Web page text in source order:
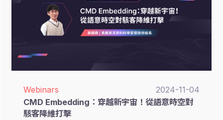
Webinars
2024-11-04
CMD Embedding：穿越新宇宙！從語意時空對
駭客降維打擊